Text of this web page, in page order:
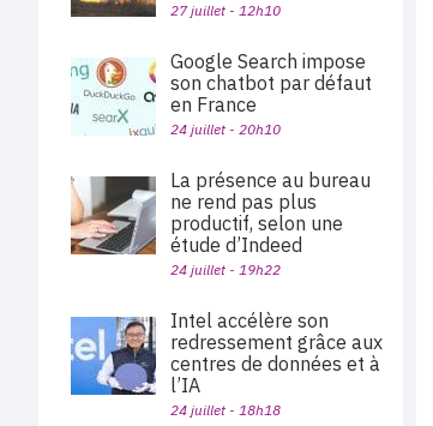
27 juillet - 12h10
Google Search impose
son chatbot par défaut
en France
24 juillet - 20h10
La présence au bureau
ne rend pas plus
productif, selon une
étude d’Indeed
24 juillet - 19h22
Intel accélère son
redressement grâce aux
centres de données et à
l’IA
24 juillet - 18h18